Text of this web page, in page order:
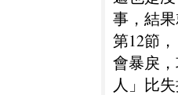
事，結
第12節
會暴戾
人」比